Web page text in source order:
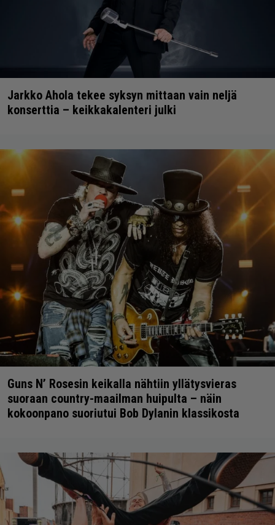
Jarkko Ahola tekee syksyn mittaan vain neljä
konserttia – keikkakalenteri julki
Guns N’ Rosesin keikalla nähtiin yllätysvieras
suoraan country-maailman huipulta – näin
kokoonpano suoriutui Bob Dylanin klassikosta